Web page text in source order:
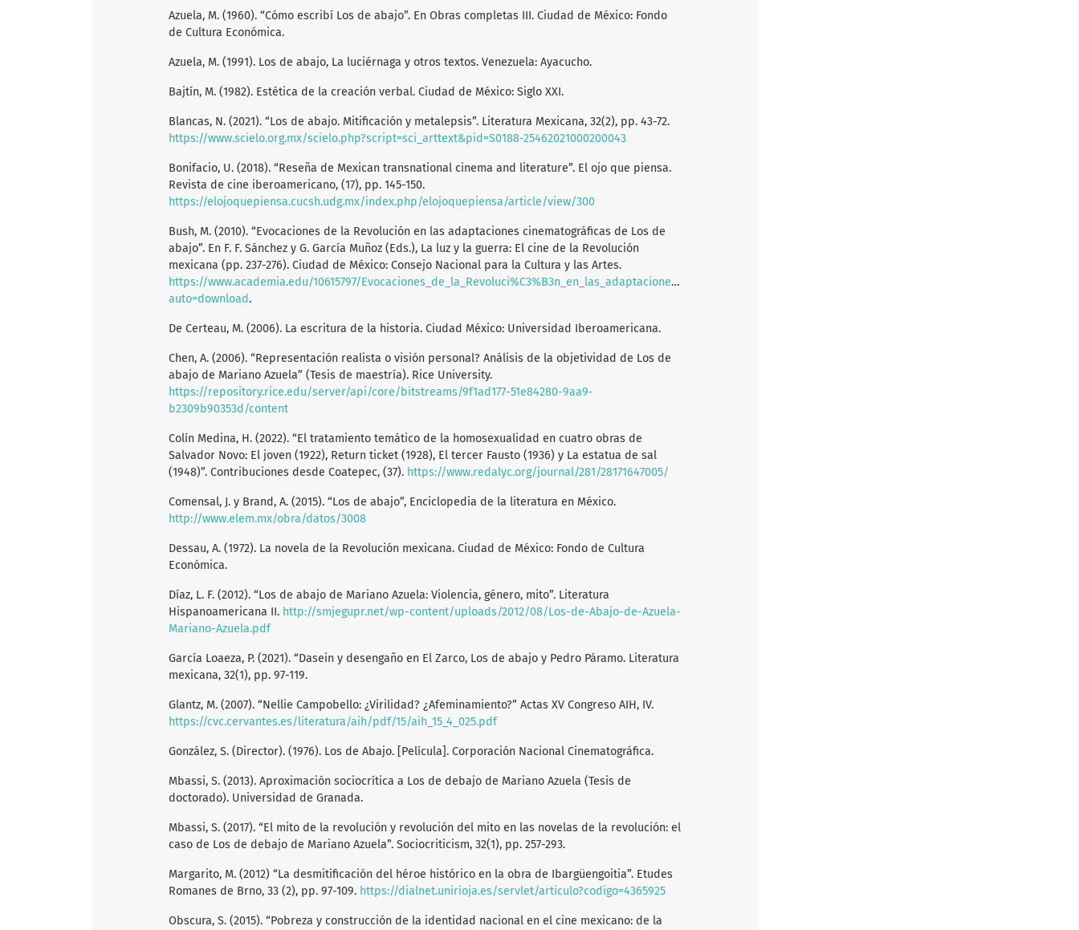
Azuela, M. (1960). “Cómo escribí Los de abajo”. En Obras completas III. Ciudad de México: Fondo
de Cultura Económica.
Azuela, M. (1991). Los de abajo, La luciérnaga y otros textos. Venezuela: Ayacucho.
Bajtín, M. (1982). Estética de la creación verbal. Ciudad de México: Siglo XXI.
Blancas, N. (2021). “Los de abajo. Mitificación y metalepsis”. Literatura Mexicana, 32(2), pp. 43-72.
https://www.scielo.org.mx/scielo.php?script=sci_arttext&pid=S0188-25462021000200043
Bonifacio, U. (2018). “Reseña de Mexican transnational cinema and literature”. El ojo que piensa.
Revista de cine iberoamericano, (17), pp. 145-150.
https://elojoquepiensa.cucsh.udg.mx/index.php/elojoquepiensa/article/view/300
Bush, M. (2010). “Evocaciones de la Revolución en las adaptaciones cinematográficas de Los de
abajo”. En F. F. Sánchez y G. García Muñoz (Eds.), La luz y la guerra: El cine de la Revolución
mexicana (pp. 237-276). Ciudad de México: Consejo Nacional para la Cultura y las Artes.
https://www.academia.edu/10615797/Evocaciones_de_la_Revoluci%C3%B3n_en_las_adaptaciones_cinematográficas_de_Los_de_abajo?
auto=download.
De Certeau, M. (2006). La escritura de la historia. Ciudad México: Universidad Iberoamericana.
Chen, A. (2006). “Representación realista o visión personal? Análisis de la objetividad de Los de
abajo de Mariano Azuela” (Tesis de maestría). Rice University.
https://repository.rice.edu/server/api/core/bitstreams/9f1ad177-51e84280-9aa9-
b2309b90353d/content
Colín Medina, H. (2022). “El tratamiento temático de la homosexualidad en cuatro obras de
Salvador Novo: El joven (1922), Return ticket (1928), El tercer Fausto (1936) y La estatua de sal
(1948)”. Contribuciones desde Coatepec, (37). https://www.redalyc.org/journal/281/28171647005/
Comensal, J. y Brand, A. (2015). “Los de abajo”, Enciclopedia de la literatura en México.
http://www.elem.mx/obra/datos/3008
Dessau, A. (1972). La novela de la Revolución mexicana. Ciudad de México: Fondo de Cultura
Económica.
Díaz, L. F. (2012). “Los de abajo de Mariano Azuela: Violencia, género, mito”. Literatura
Hispanoamericana II. http://smjegupr.net/wp-content/uploads/2012/08/Los-de-Abajo-de-Azuela-
Mariano-Azuela.pdf
García Loaeza, P. (2021). “Dasein y desengaño en El Zarco, Los de abajo y Pedro Páramo. Literatura
mexicana, 32(1), pp. 97-119.
Glantz, M. (2007). “Nellie Campobello: ¿Virilidad? ¿Afeminamiento?” Actas XV Congreso AIH, IV.
https://cvc.cervantes.es/literatura/aih/pdf/15/aih_15_4_025.pdf
González, S. (Director). (1976). Los de Abajo. [Película]. Corporación Nacional Cinematográfica.
Mbassi, S. (2013). Aproximación sociocrítica a Los de debajo de Mariano Azuela (Tesis de
doctorado). Universidad de Granada.
Mbassi, S. (2017). “El mito de la revolución y revolución del mito en las novelas de la revolución: el
caso de Los de debajo de Mariano Azuela”. Sociocriticism, 32(1), pp. 257-293.
Margarito, M. (2012) “La desmitificación del héroe histórico en la obra de Ibargüengoitia”. Etudes
Romanes de Brno, 33 (2), pp. 97-109. https://dialnet.unirioja.es/servlet/articulo?codigo=4365925
Obscura, S. (2015). “Pobreza y construcción de la identidad nacional en el cine mexicano: de la